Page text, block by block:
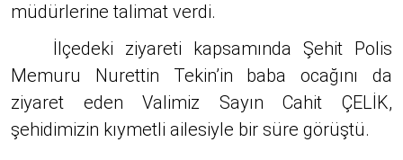
müdürlerine talimat verdi.
İlçedeki ziyareti kapsamında Şehit Polis
Memuru Nurettin Tekin’in baba ocağını da
ziyaret eden Valimiz Sayın Cahit ÇELİK,
şehidimizin kıymetli ailesiyle bir süre görüştü.